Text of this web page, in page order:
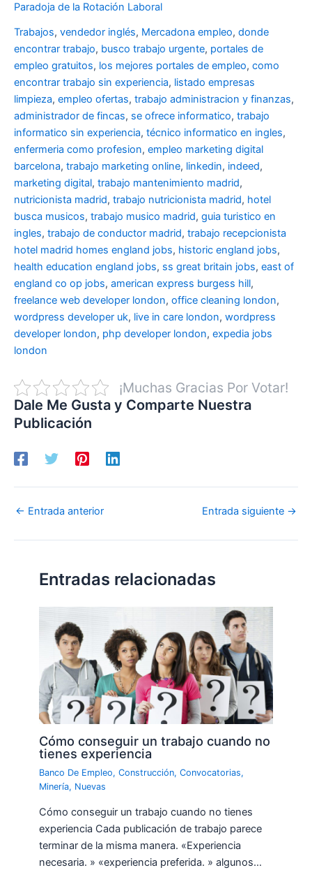
Paradoja de la Rotación Laboral
Trabajos, vendedor inglés, Mercadona empleo, donde
encontrar trabajo, busco trabajo urgente, portales de
empleo gratuitos, los mejores portales de empleo, como
encontrar trabajo sin experiencia, listado empresas
limpieza, empleo ofertas, trabajo administracion y finanzas,
administrador de fincas, se ofrece informatico, trabajo
informatico sin experiencia, técnico informatico en ingles,
enfermeria como profesion, empleo marketing digital
barcelona, trabajo marketing online, linkedin, indeed,
marketing digital, trabajo mantenimiento madrid,
nutricionista madrid, trabajo nutricionista madrid, hotel
busca musicos, trabajo musico madrid, guia turistico en
ingles, trabajo de conductor madrid, trabajo recepcionista
hotel madrid homes england jobs, historic england jobs,
health education england jobs, ss great britain jobs, east of
england co op jobs, american express burgess hill,
freelance web developer london, office cleaning london,
wordpress developer uk, live in care london, wordpress
developer london, php developer london, expedia jobs
london
¡Muchas Gracias Por Votar!
Dale Me Gusta y Comparte Nuestra
Publicación
← Entrada anterior Entrada siguiente →
Entradas relacionadas
Cómo conseguir un trabajo cuando no
tienes experiencia
Banco De Empleo,Construcción,Convocatorias,
Minería, Nuevas
Cómo conseguir un trabajo cuando no tienes
experiencia Cada publicación de trabajo parece
terminar de la misma manera. «Experiencia
necesaria. » «experiencia preferida. » algunos…